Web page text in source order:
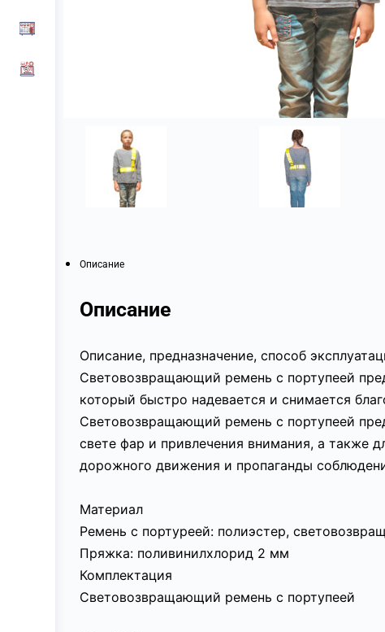
Описание
Описание
Описание, предназначение, способ
Световозвращающий ремень с портупеей
который быстро надевается и снимается
Световозвращающий ремень с портупеей
свете фар и привлечения внимания, а также
дорожного движения и пропаганды
Материал
Ремень с портуреей: полиэстер,
Пряжка: поливинилхлорид 2 мм
Комплектация
Световозвращающий ремень с портупеей